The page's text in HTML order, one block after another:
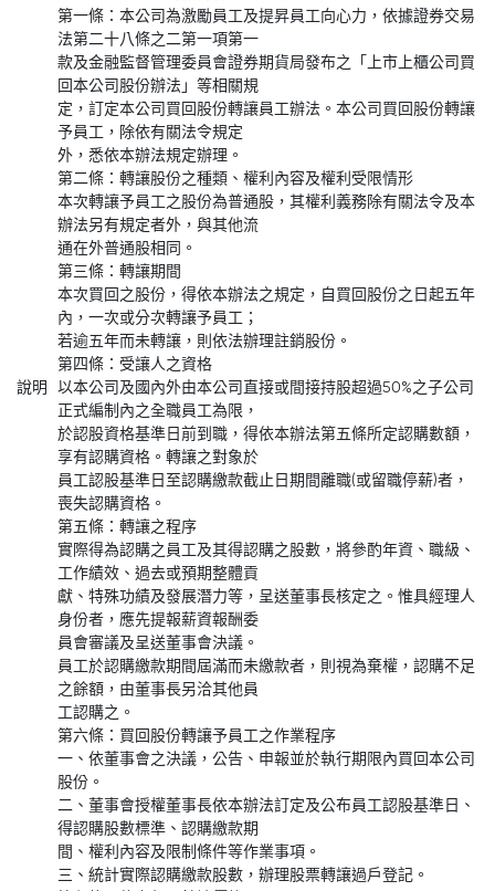
說明
第一條：本公司為激勵員工及提昇員工向心力，依據證券交易
法第二十八條之二第一項第一
款及金融監督管理委員會證券期貨局發布之「上市上櫃公司買
回本公司股份辦法」等相關規
定，訂定本公司買回股份轉讓員工辦法。本公司買回股份轉讓
予員工，除依有關法令規定
外，悉依本辦法規定辦理。
第二條：轉讓股份之種類、權利內容及權利受限情形
本次轉讓予員工之股份為普通股，其權利義務除有關法令及本
辦法另有規定者外，與其他流
通在外普通股相同。
第三條：轉讓期間
本次買回之股份，得依本辦法之規定，自買回股份之日起五年
內，一次或分次轉讓予員工；
若逾五年而未轉讓，則依法辦理註銷股份。
第四條：受讓人之資格
以本公司及國內外由本公司直接或間接持股超過50%之子公司
正式編制內之全職員工為限，
於認股資格基準日前到職，得依本辦法第五條所定認購數額，
享有認購資格。轉讓之對象於
員工認股基準日至認購繳款截止日期間離職(或留職停薪)者，
喪失認購資格。
第五條：轉讓之程序
實際得為認購之員工及其得認購之股數，將參酌年資、職級、
工作績效、過去或預期整體貢
獻、特殊功績及發展潛力等，呈送董事長核定之。惟具經理人
身份者，應先提報薪資報酬委
員會審議及呈送董事會決議。
員工於認購繳款期間屆滿而未繳款者，則視為棄權，認購不足
之餘額，由董事長另洽其他員
工認購之。
第六條：買回股份轉讓予員工之作業程序
一、依董事會之決議，公告、申報並於執行期限內買回本公司
股份。
二、董事會授權董事長依本辦法訂定及公布員工認股基準日、
得認購股數標準、認購繳款期
間、權利內容及限制條件等作業事項。
三、統計實際認購繳款股數，辦理股票轉讓過戶登記。